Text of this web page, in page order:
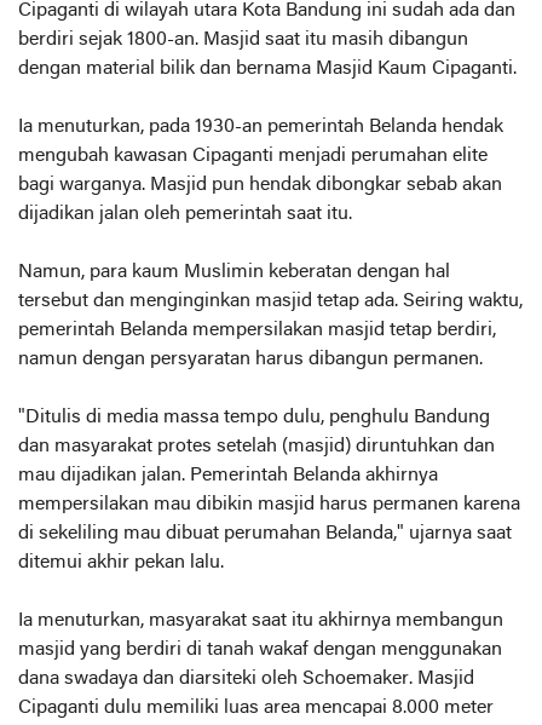
Cipaganti di wilayah utara Kota Bandung ini sudah ada dan
berdiri sejak 1800-an. Masjid saat itu masih dibangun
dengan material bilik dan bernama Masjid Kaum Cipaganti.
Ia menuturkan, pada 1930-an pemerintah Belanda hendak
mengubah kawasan Cipaganti menjadi perumahan elite
bagi warganya. Masjid pun hendak dibongkar sebab akan
dijadikan jalan oleh pemerintah saat itu.
Namun, para kaum Muslimin keberatan dengan hal
tersebut dan menginginkan masjid tetap ada. Seiring waktu,
pemerintah Belanda mempersilakan masjid tetap berdiri,
namun dengan persyaratan harus dibangun permanen.
"Ditulis di media massa tempo dulu, penghulu Bandung
dan masyarakat protes setelah (masjid) diruntuhkan dan
mau dijadikan jalan. Pemerintah Belanda akhirnya
mempersilakan mau dibikin masjid harus permanen karena
di sekeliling mau dibuat perumahan Belanda," ujarnya saat
ditemui akhir pekan lalu.
Ia menuturkan, masyarakat saat itu akhirnya membangun
masjid yang berdiri di tanah wakaf dengan menggunakan
dana swadaya dan diarsiteki oleh Schoemaker. Masjid
Cipaganti dulu memiliki luas area mencapai 8.000 meter